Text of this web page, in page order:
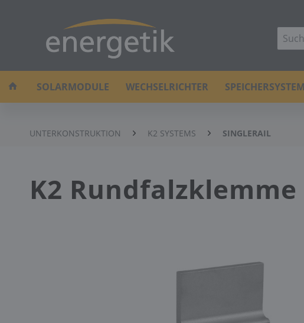
SOLARMODULE WECHSELRICHTER
UNTERKONSTRUKTION K2 SYSTEMS SINGLERAIL
K2 Rundfalzklemme